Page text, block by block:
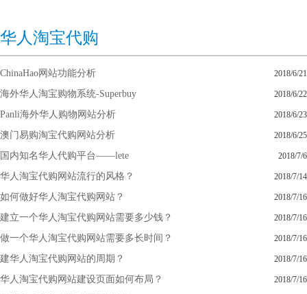
华人淘宝代购
ChinaHao网站功能分析 2018/6/21
海外华人淘宝购物系统-Superbuy 2018/6/22
Panli海外华人购物网站分析 2018/6/23
澳门易购淘宝代购网站分析 2018/6/25
国内知名华人代购平台——lete 2018/7/6
华人淘宝代购网站流行的风格？ 2018/7/14
如何做好华人淘宝代购网站？ 2018/7/16
建立一个华人淘宝代购网站需要多少钱？ 2018/7/16
做一个华人淘宝代购网站需要多长时间？ 2018/7/16
建华人淘宝代购网站的周期？ 2018/7/16
华人淘宝代购网站建设页面如何布局？ 2018/7/16